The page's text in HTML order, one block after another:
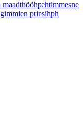
prinsihph